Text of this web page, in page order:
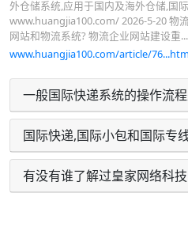
外仓储系统,应用于国内及海外仓储,国
www.huangjia100.com/ 2026-5-20 物
网站和物流系统? 物流企业网站建设重...
www.huangjia100.com/article/
一般国际快递系统的操作流
国际快递,国际小包和国际专
有没有谁了解过皇家网络科